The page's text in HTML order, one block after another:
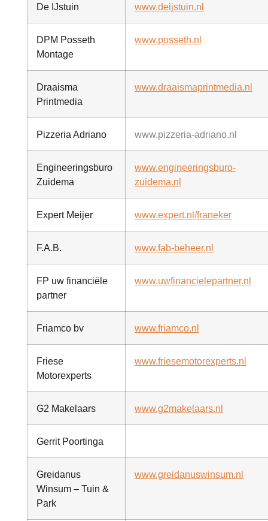
De IJstuin www.deijstuin.nl
DPM Posseth
Montage
www.posseth.nl
Draaisma
Printmedia
www.draaismaprintmedia.nl
Pizzeria Adriano www.pizzeria-adriano.nl
Engineeringsburo
Zuidema
www.engineeringsburo-
zuidema.nl
Expert Meijer www.expert.nl/franeker
F.A.B. www.fab-beheer.nl
FP uw financiële
partner
www.uwfinancielepartner.nl
Friamco bv www.friamco.nl
Friese
Motorexperts
www.friesemotorexperts.nl
G2 Makelaars www.g2makelaars.nl
Gerrit Poortinga
Greidanus
Winsum – Tuin &
Park
www.greidanuswinsum.nl